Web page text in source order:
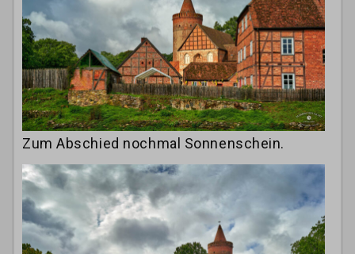
Zum Abschied nochmal Sonnenschein.